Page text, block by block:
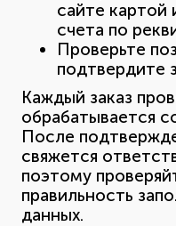
сайте картой
счета по
Проверьте
подтвердите
Каждый заказ
обрабатывается
После
свяжется
поэтому
правильность
данных.